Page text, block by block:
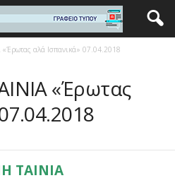
αλά Ισπανικά» 07.04.2018
«Έρωτας
ΤΑΙΝΙΑ